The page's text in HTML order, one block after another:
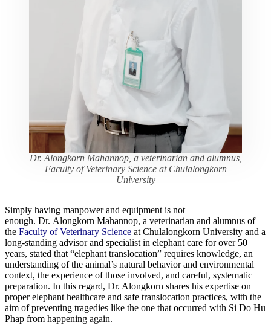
Dr. Alongkorn Mahannop, a veterinarian and alumnus,
Faculty of Veterinary Science at Chulalongkorn
University
Simply having manpower and equipment is not
enough. Dr. Alongkorn Mahannop, a veterinarian and alumnus of
the Faculty of Veterinary Science at Chulalongkorn University and a
long-standing advisor and specialist in elephant care for over 50
years, stated that “elephant translocation” requires knowledge, an
understanding of the animal’s natural behavior and environmental
context, the experience of those involved, and careful, systematic
preparation. In this regard, Dr. Alongkorn shares his expertise on
proper elephant healthcare and safe translocation practices, with the
aim of preventing tragedies like the one that occurred with Si Do Hu
Phap from happening again.